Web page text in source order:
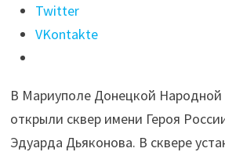
иркутянина
Эдуарда
Дьяконова
в
Мариуполе"
Twitter
VKontakte
В Мариуполе Донецкой Народной
открыли сквер имени Героя
Эдуарда Дьяконова. В сквере